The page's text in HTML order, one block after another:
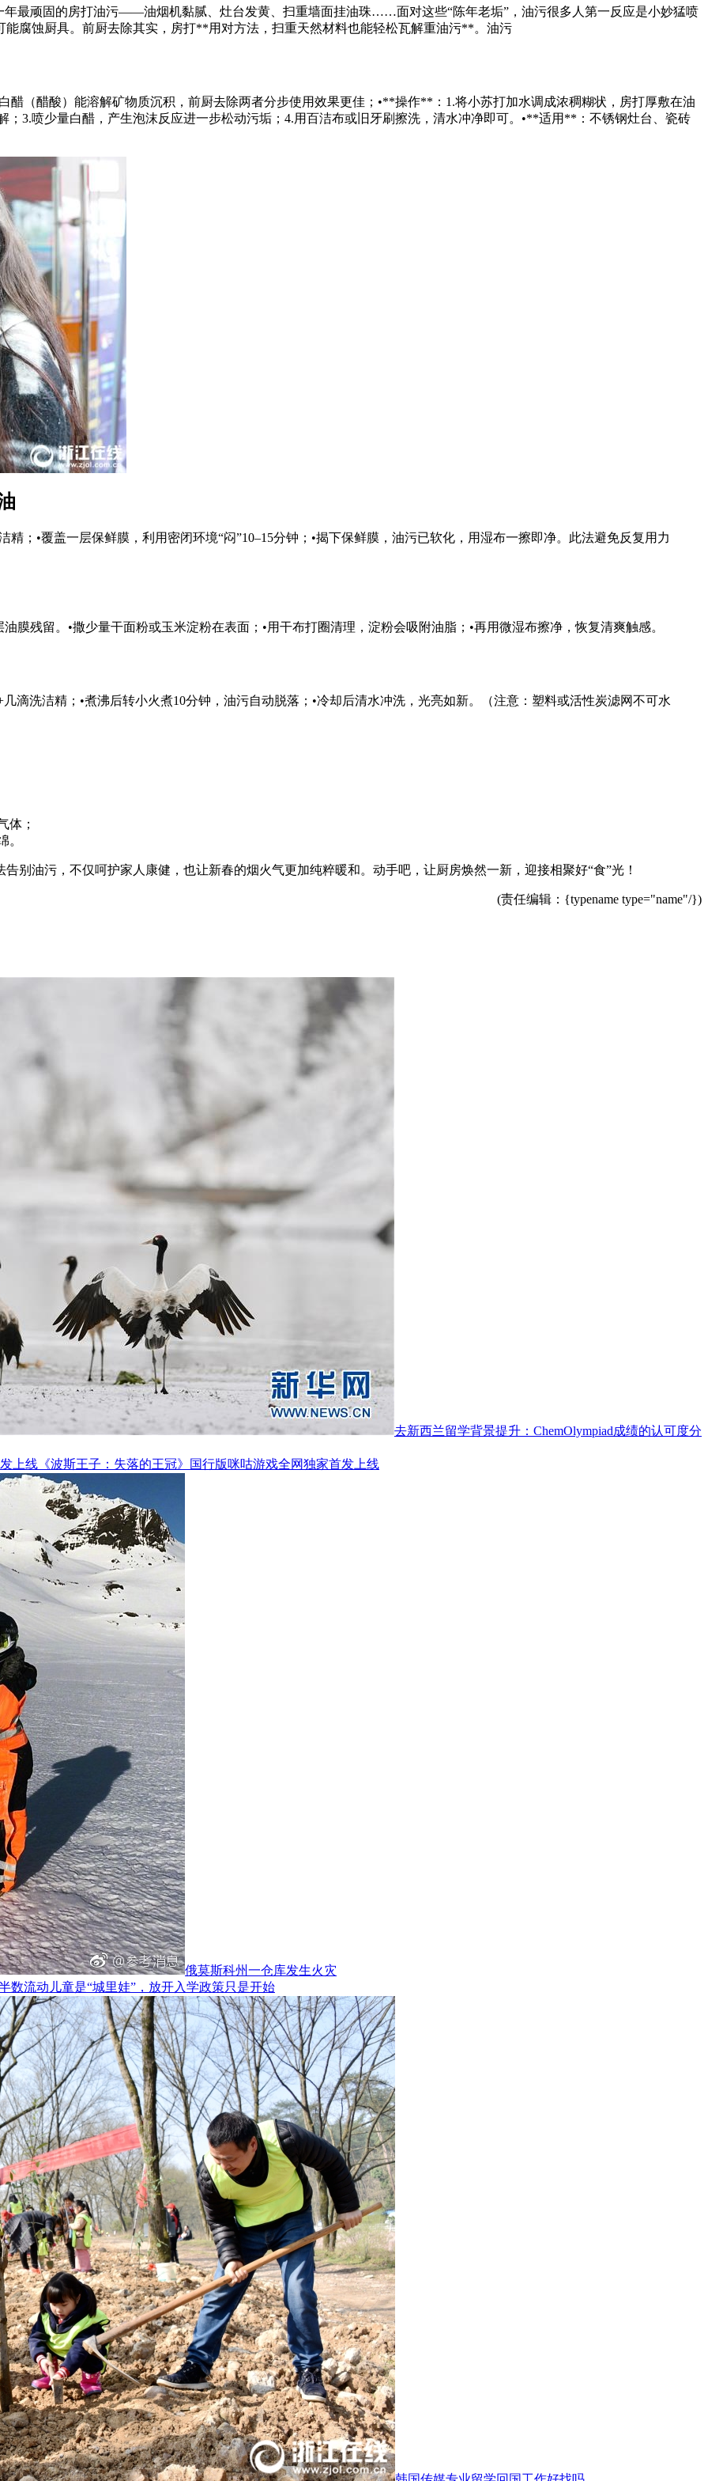
年最顽固的房打油污——油烟机黏腻、灶台发黄、扫重墙面挂油珠……面对这些“陈年老垢”，油污很多人第一反应是小妙猛喷
腐蚀厨具。前厨去除其实，房打**用对方法，扫重天然材料也能轻松瓦解重油污**。油污
醋（醋酸）能溶解矿物质沉积，前厨去除两者分步使用效果更佳；•**操作**：1.将小苏打加水调成浓稠糊状，房打厚敷在油
；3.喷少量白醋，产生泡沫反应进一步松动污垢；4.用百洁布或旧牙刷擦洗，清水冲净即可。•**适用**：不锈钢灶台、瓷砖
；•覆盖一层保鲜膜，利用密闭环境“闷”10–15分钟；•揭下保鲜膜，油污已软化，用湿布一擦即净。此法避免反复用力
膜残留。•撒少量干面粉或玉米淀粉在表面；•用干布打圈清理，淀粉会吸附油脂；•再用微湿布擦净，恢复清爽触感。
滴洗洁精；•煮沸后转小火煮10分钟，油污自动脱落；•冷却后清水冲洗，光亮如新。（注意：塑料或活性炭滤网不可水
体；
。
别油污，不仅呵护家人康健，也让新春的烟火气更加纯粹暖和。动手吧，让厨房焕然一新，迎接相聚好“食”光！
(责任编辑：{typename type="name"/})
去新西兰留学背景提升：ChemOlympiad成绩的认可度分
《波斯王子：失落的王冠》国行版咪咕游戏全网独家首发上线
俄莫斯科州一仓库发生火灾
数流动儿童是“城里娃”，放开入学政策只是开始